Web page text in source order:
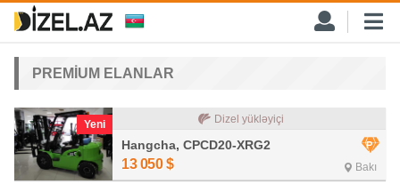
PREMİUM ELANLAR
Yeni Dizel yükləyiçi
Hangcha, CPCD20-XRG2
13 050 $ Bakı